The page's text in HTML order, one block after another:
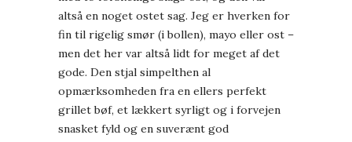
altså en noget ostet sag. Jeg er hverken for
fin til rigelig smør (i bollen), mayo eller ost –
men det her var altså lidt for meget af det
gode. Den stjal simpelthen al
opmærksomheden fra en ellers perfekt
grillet bøf, et lækkert syrligt og i forvejen
snasket fyld og en suverænt god